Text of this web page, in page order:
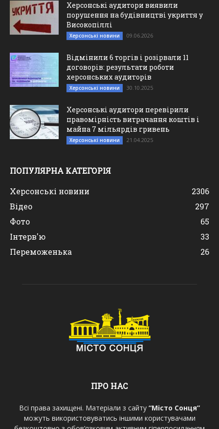
Херсонські аудитори виявили
порушення на будівництві укриття у
Високопіллі
Херсонські новини 09.06.2026
Відмінили 6 торгів і розірвали 11
договорів: результати роботи
херсонських аудиторів
Херсонські новини 30.10.2025
Херсонські аудитори перевірили
правомірність витрачання коштів і
майна 7 мільярдів гривень
Херсонські новини 21.04.2025
ПОПУЛЯРНА КАТЕГОРІЯ
Херсонські новини
2306
Відео
297
Фото
65
Інтерв'ю
33
Переможенька
26
ПРО НАС
Всі права захищені. Матеріали з сайту “Місто Сонця”
можуть використовуватись іншими користувачами